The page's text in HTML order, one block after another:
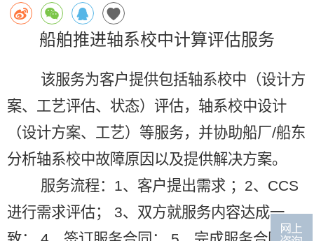
船舶推进轴系校中计算评估服务
该服务为客户提供包括轴系校中（设计方
案、工艺评估、状态）评估，轴系校中设计
（设计方案、工艺）等服务，并协助船厂/船东
分析轴系校中故障原因以及提供解决方案。
服务流程： 1、客户提出需求 ； 2、 CCS
进行需求评估；
3、双方就服务内容达成一